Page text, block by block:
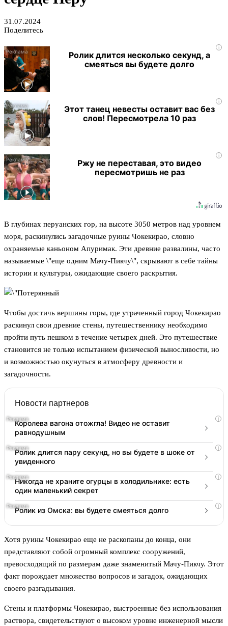
31.07.2024
Поделитесь
i
Ролик длится несколько секунд, а
смеяться вы будете долго
i
Этот танец невесты оставит вас без
слов! Пересмотрела 10 раз
i
Ржу не переставая, это видео
пересмотришь не раз
В глубинах перуанских гор, на высоте 3050 метров над уровнем
моря, раскинулись загадочные руины Чокекирао, словно
охраняемые каньоном Апуримак. Эти древние развалины, часто
называемые \"еще одним Мачу-Пикчу\", скрывают в себе тайны
истории и культуры, ожидающие своего раскрытия.
Чтобы достичь вершины горы, где утраченный город Чокекирао
раскинул свои древние стены, путешественнику необходимо
пройти путь пешком в течение четырех дней. Это путешествие
становится не только испытанием физической выносливости, но
и возможностью окунуться в атмосферу древности и
загадочности.
Новости партнеров
i
Королева вагона отожгла! Видео не оставит
равнодушным
i
Ролик длится пару секунд, но вы будете в шоке от
увиденного
i
Никогда не храните огурцы в холодильнике: есть
один маленький секрет
i
Ролик из Омска: вы будете смеяться долго
Хотя руины Чокекирао еще не раскопаны до конца, они
представляют собой огромный комплекс сооружений,
превосходящий по размерам даже знаменитый Мачу-Пикчу. Этот
факт порождает множество вопросов и загадок, ожидающих
своего разгадывания.
Стены и платформы Чокекирао, выстроенные без использования
раствора, свидетельствуют о высоком уровне инженерной мысли